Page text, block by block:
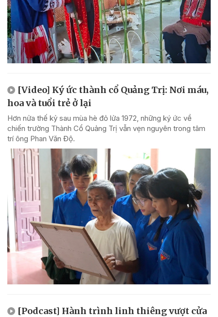
[Video] Ký ức thành cổ Quảng Trị: Nơi máu,
hoa và tuổi trẻ ở lại
Hơn nửa thế kỷ sau mùa hè đỏ lửa 1972, những ký ức về
chiến trường Thành Cổ Quảng Trị vẫn vẹn nguyên trong tâm
trí ông Phan Văn Độ.
[Podcast] Hành trình linh thiêng vượt cửa